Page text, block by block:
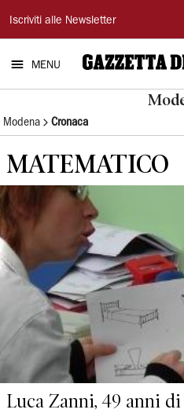
Gazzetta
di
Modena
Iscriviti alle Newsletter
MENU
Modena Cronaca
MATEMATICO
Luca Zanni, 49 anni